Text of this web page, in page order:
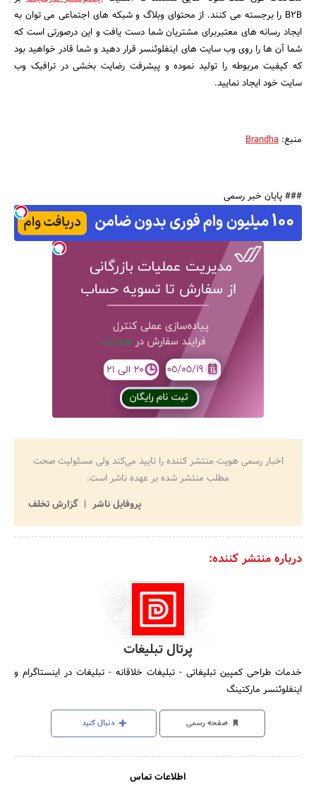
B2B را برجسته می کنند. از محتوای وبلاگ و شبکه های اجتماعی می توان به
ایجاد رسانه های معتبربرای مشتریان شما دست یافت و این درصورتی است که
شما آن ها را روی وب سایت های اینفلوئنسر قرار دهید و شما قادر خواهید بود
که کیفیت مربوطه را تولید نموده و پیشرفت رضایت بخشی در ترافیک وب
سایت خود ایجاد نمایید.
منبع: Brandha
### پایان خبر رسمی
اخبار رسمی هویت منتشر کننده را تایید می‌کند ولی مسئولیت صحت
مطلب منتشر شده بر عهده ناشر است.
پروفایل ناشر
گزارش تخلف
درباره منتشر کننده:
پرتال تبلیغات
خدمات طراحی کمپین تبلیغاتی - تبلیغات خلاقانه - تبلیغات در اینستاگرام و
اینفلوئنسر مارکتینگ
صفحه رسمی دنبال کنید
اطلاعات تماس